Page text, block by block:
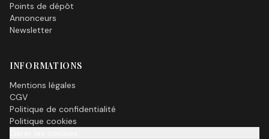
Points de dépôt
Annonceurs
Newsletter
INFORMATIONS
Mentions légales
CGV
Politique de confidentialité
Politique cookies